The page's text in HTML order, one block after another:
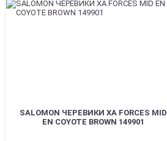
SALOMON ЧЕРЕВИКИ XA FORCES MID
EN COYOTE BROWN 149901